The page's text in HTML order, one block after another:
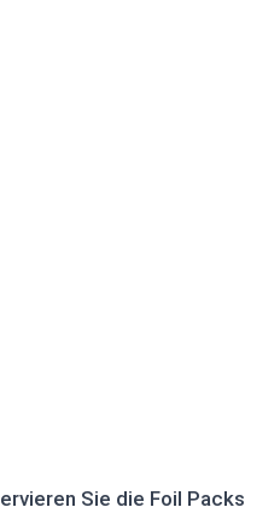
Sie die Foil Packs